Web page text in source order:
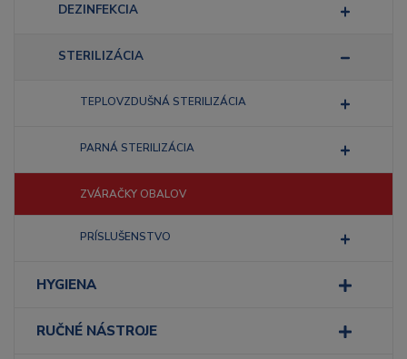
DEZINFEKCIA
STERILIZÁCIA
TEPLOVZDUŠNÁ STERILIZÁCIA
PARNÁ STERILIZÁCIA
ZVÁRAČKY OBALOV
PRÍSLUŠENSTVO
HYGIENA
RUČNÉ NÁSTROJE